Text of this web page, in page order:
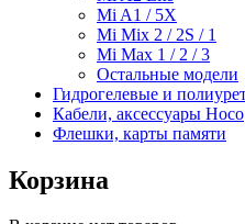
Mi A1 / 5X
Mi Mix 2 / 2S / 1
Mi Max 1 / 2 / 3
Остальные модели
Гидрогелевые и
Кабели, аксессуары Hoco
Флешки, карты памяти
Корзина